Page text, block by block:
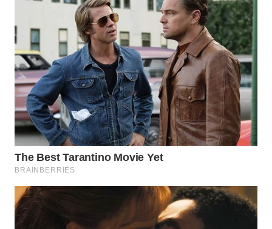
TENGAH
WN DELI
SERDANG
WN
TEBING
TINGGI
WN
PAKPAK
WN
KARAWANG